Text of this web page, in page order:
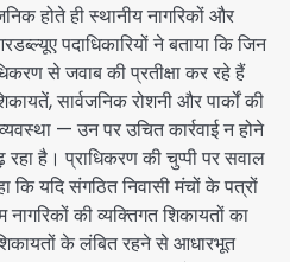
होते ही स्थानीय नागरिकों और
पदाधिकारियों ने बताया कि जिन
से जवाब की प्रतीक्षा कर रहे हैं
सार्वजनिक रोशनी और पार्कों की
— उन पर उचित कार्रवाई न होने
है। प्राधिकरण की चुप्पी पर सवाल
कि यदि संगठित निवासी मंचों के पत्रों
नागरिकों की व्यक्तिगत शिकायतों का
के लंबित रहने से आधारभूत